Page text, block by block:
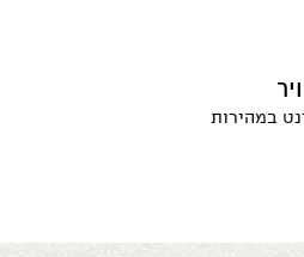
במהירות